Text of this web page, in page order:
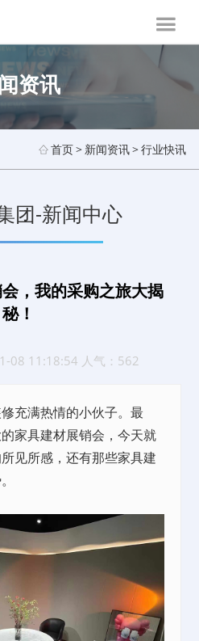
资讯
首页> 新闻资讯>行业快讯
团-新闻中心
，我的采购之旅大揭
秘！
08 11:18:54 人气：562
满热情的小伙子。最
家具建材展销会，今天就
见所感，还有那些家具建